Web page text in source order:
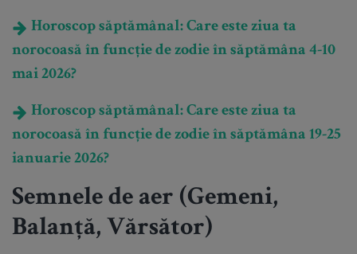
Horoscop săptămânal: Care este ziua ta
norocoasă în funcție de zodie în săptămâna 4-10
mai 2026?
Horoscop săptămânal: Care este ziua ta
norocoasă în funcție de zodie în săptămâna 19-25
ianuarie 2026?
Semnele de aer (Gemeni,
Balanță, Vărsător)